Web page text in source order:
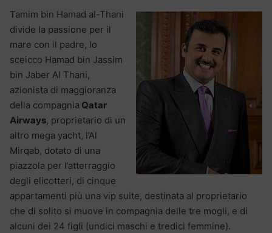
Tamim bin Hamad al-Thani
divide la passione per il
mare con il padre, lo
sceicco Hamad bin Jassim
bin Jaber Al Thani,
azionista di maggioranza
della compagnia Qatar
Airways, proprietario di un
altro mega yacht, l’Al
Mirqab, dotato di una
piazzola per l’atterraggio
degli elicotteri, di cinque
appartamenti più una vip suite, destinata al proprietario
che di solito si muove in compagnia delle tre mogli, e di
alcuni dei 24 figli (undici maschi e tredici femmine).